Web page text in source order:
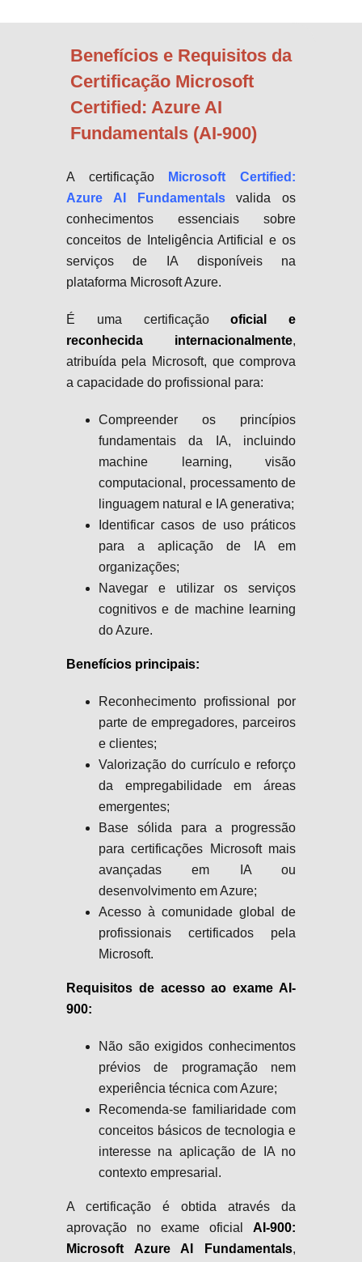
Benefícios e Requisitos da
Certificação Microsoft
Certified: Azure AI
Fundamentals (AI-900)
A certificação
Microsoft Certified:
Azure AI Fundamentalsvalida os
conhecimentos essenciais sobre
conceitos de Inteligência Artificial e os
serviços de IA disponíveis na
plataforma Microsoft Azure.
É uma certificaçãooficial e
reconhecida internacionalmente,
atribuída pela Microsoft, que comprova
a capacidade do profissional para:
Compreender os princípios
fundamentais da IA, incluindo
machine learning, visão
computacional, processamento de
linguagem natural e IA generativa;
Identificar casos de uso práticos
para a aplicação de IA em
organizações;
Navegar e utilizar os serviços
cognitivos e de machine learning
do Azure.
Benefícios principais:
Reconhecimento profissional por
parte de empregadores, parceiros
e clientes;
Valorização do currículo e reforço
da empregabilidade em áreas
emergentes;
Base sólida para a progressão
para certificações Microsoft mais
avançadas em IA ou
desenvolvimento em Azure;
Acesso à comunidade global de
profissionais certificados pela
Microsoft.
Requisitos de acesso ao exame AI-
900:
Não são exigidos conhecimentos
prévios de programação nem
experiência técnica com Azure;
Recomenda-se familiaridade com
conceitos básicos de tecnologia e
interesse na aplicação de IA no
contexto empresarial.
A certificação é obtida através da
aprovação no exame oficial AI-900:
Microsoft Azure AI Fundamentals,